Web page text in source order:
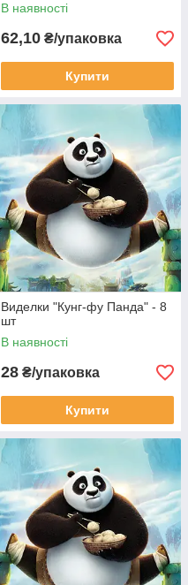
В наявності
62,10 ₴/упаковка
Купити
Виделки "Кунг-фу Панда" - 8
шт
В наявності
28 ₴/упаковка
Купити